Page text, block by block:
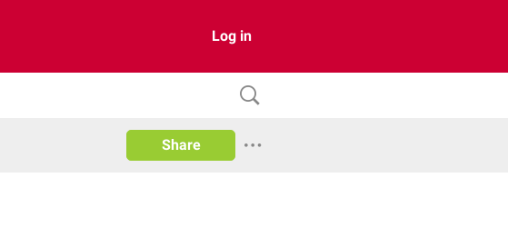
Log in
Share